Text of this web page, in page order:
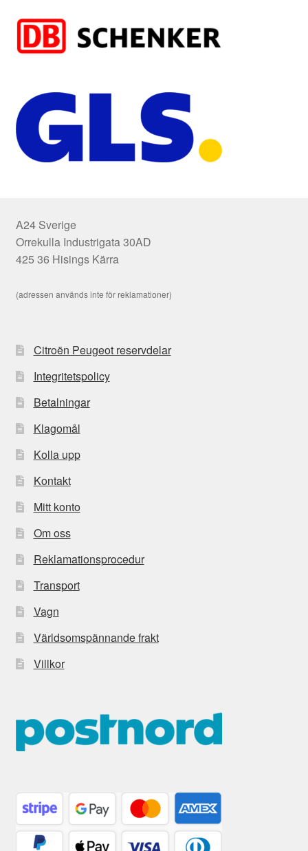
A24 Sverige
Orrekulla Industrigata 30AD
425 36 Hisings Kärra
(adressen används inte för reklamationer)
Citroën Peugeot reservdelar
Integritetspolicy
Betalningar
Klagomål
Kolla upp
Kontakt
Mitt konto
Om oss
Reklamationsprocedur
Transport
Vagn
Världsomspännande frakt
Villkor